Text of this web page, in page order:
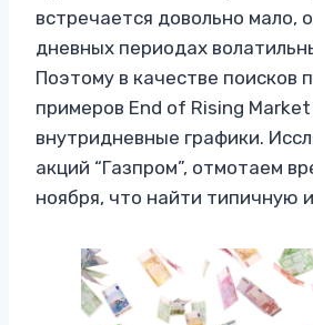
встречается довольно мало,
дневных периодах
Поэтому в качестве поисков
примеров End of Rising Market
внутридневные графики.
акций “Газпром”, отмотаем
ноября, что найти типичную